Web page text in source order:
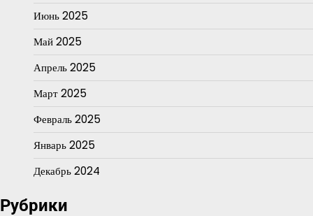
Июнь 2025
Май 2025
Апрель 2025
Март 2025
Февраль 2025
Январь 2025
Декабрь 2024
Рубрики